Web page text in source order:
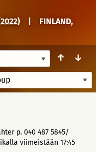
FINLAND,
↑ ↓
p. 040 487 5845/
viimeistään 17:45